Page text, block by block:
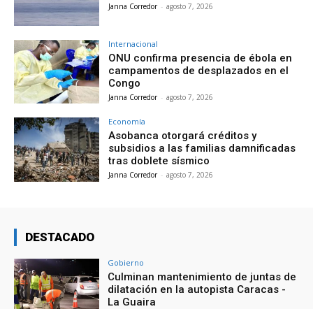
Janna Corredor - agosto 7, 2026
Internacional
ONU confirma presencia de ébola en
campamentos de desplazados en el
Congo
Janna Corredor - agosto 7, 2026
Economía
Asobanca otorgará créditos y
subsidios a las familias damnificadas
tras doblete sísmico
Janna Corredor - agosto 7, 2026
DESTACADO
Gobierno
Culminan mantenimiento de juntas de
dilatación en la autopista Caracas -
La Guaira